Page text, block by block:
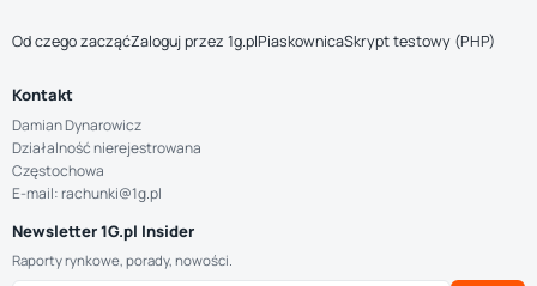
Od czego zacząćZaloguj przez 1g.plPiaskownicaSkrypt testowy (PHP)
Kontakt
Damian Dynarowicz
Działalność nierejestrowana
Częstochowa
E-mail: rachunki@1g.pl
Newsletter 1G.pl Insider
Raporty rynkowe, porady, nowości.